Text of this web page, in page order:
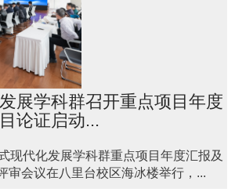
展学科群召开重点项目年度
论证启动...
现代化发展学科群重点项目年度汇报及
审会议在八里台校区海冰楼举行，...